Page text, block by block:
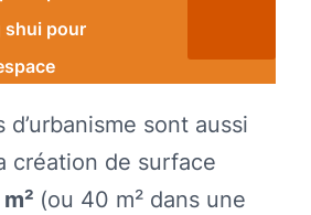
shui pour
sont aussi
création de surface
(ou 40 m² dans une